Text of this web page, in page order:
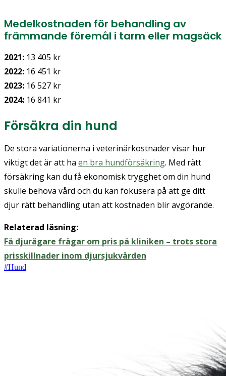
Medelkostnaden för behandling av
främmande föremål i tarm eller magsäck
2021: 13 405 kr
2022: 16 451 kr
2023: 16 527 kr
2024: 16 841 kr
Försäkra din hund
De stora variationerna i veterinärkostnader visar hur
viktigt det är att ha en bra hundförsäkring. Med rätt
försäkring kan du få ekonomisk trygghet om din hund
skulle behöva vård och du kan fokusera på att ge ditt
djur rätt behandling utan att kostnaden blir avgörande.
Relaterad läsning:
Få djurägare frågar om pris på kliniken – trots stora
prisskillnader inom djursjukvården
#Hund